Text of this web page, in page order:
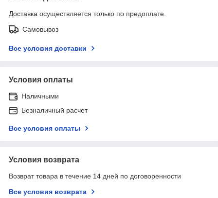
Доставка осуществляется только по предоплате.
Самовывоз
Все условия доставки
Условия оплаты
Наличными
Безналичный расчет
Все условия оплаты
Условия возврата
Возврат товара в течение 14 дней по договоренности
Все условия возврата